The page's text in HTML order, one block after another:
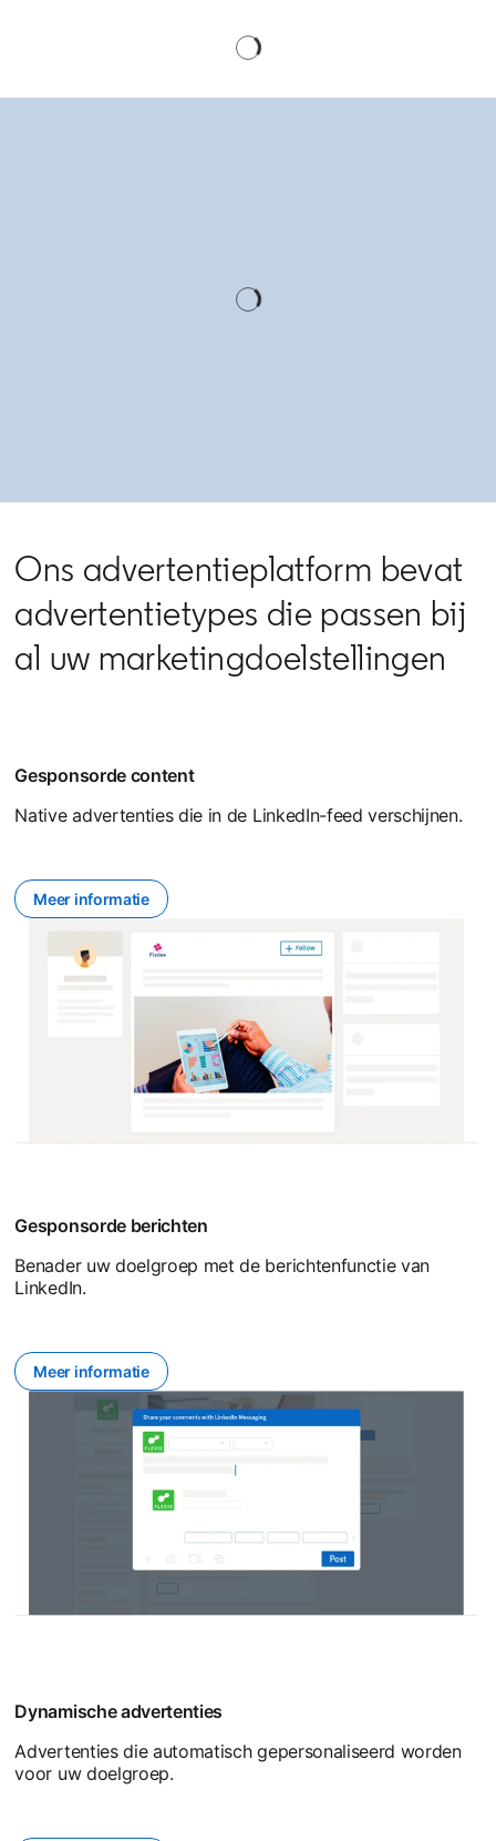
Ons advertentieplatform bevat
advertentietypes die passen bij
al uw marketingdoelstellingen
Gesponsorde content
Native advertenties die in de LinkedIn-feed verschijnen.
Meer informatie
Gesponsorde berichten
Benader uw doelgroep met de berichtenfunctie van
LinkedIn.
Meer informatie
Dynamische advertenties
Advertenties die automatisch gepersonaliseerd worden
voor uw doelgroep.